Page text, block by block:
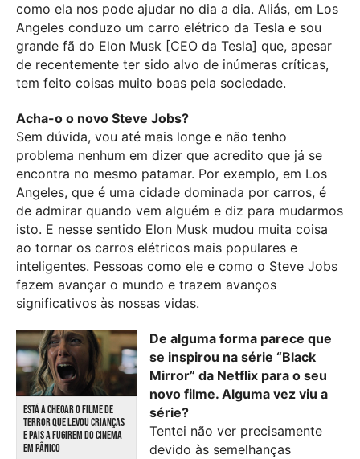
como ela nos pode ajudar no dia a dia. Aliás, em Los
Angeles conduzo um carro elétrico da Tesla e sou
grande fã do Elon Musk [CEO da Tesla] que, apesar
de recentemente ter sido alvo de inúmeras críticas,
tem feito coisas muito boas pela sociedade.
Acha-o o novo Steve Jobs?
Sem dúvida, vou até mais longe e não tenho
problema nenhum em dizer que acredito que já se
encontra no mesmo patamar. Por exemplo, em Los
Angeles, que é uma cidade dominada por carros, é
de admirar quando vem alguém e diz para mudarmos
isto. E nesse sentido Elon Musk mudou muita coisa
ao tornar os carros elétricos mais populares e
inteligentes. Pessoas como ele e como o Steve Jobs
fazem avançar o mundo e trazem avanços
significativos às nossas vidas.
ESTÁ A CHEGAR O FILME DE
TERROR QUE LEVOU CRIANÇAS
E PAIS A FUGIREM DO CINEMA
EM PÂNICO
De alguma forma parece que
se inspirou na série “Black
Mirror” da Netflix para o seu
novo filme. Alguma vez viu a
série?
Tentei não ver precisamente
devido às semelhanças